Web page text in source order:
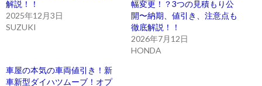
解説！！
2025年12月3日
SUZUKI
幅変更！？3つの見積もり公
開〜納期、値引き、注意点も
徹底解説！！
2026年7月12日
HONDA
車屋の本気の車両値引き！新
車新型ダイハツムーブ！オプ